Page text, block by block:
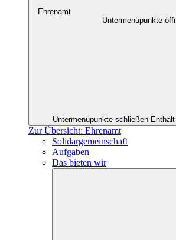
Ehrenamt
Untermenüpunkte
Untermenüpunkte schließen
Zur Übersicht: Ehrenamt
Solidargemeinschaft
Aufgaben
Das bieten wir